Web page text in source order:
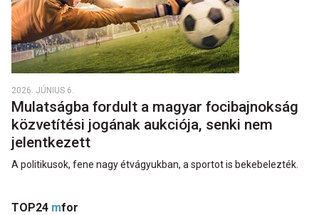
2026. JÚNIUS 6.
Mulatságba fordult a magyar focibajnokság
közvetítési jogának aukciója, senki nem
jelentkezett
A politikusok, fene nagy étvágyukban, a sportot is bekebelezték.
TOP24 mfor